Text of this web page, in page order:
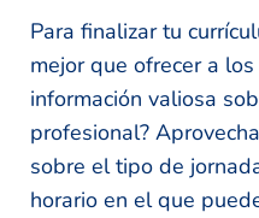
Para finalizar tu
mejor que ofrecer a
información valiosa
profesional?
sobre el tipo de
horario en el que